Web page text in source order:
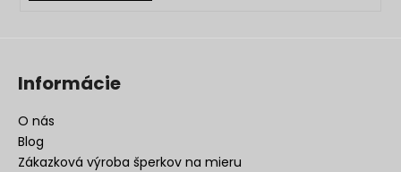
Informácie
O nás
Blog
Zákazková výroba šperkov na mieru